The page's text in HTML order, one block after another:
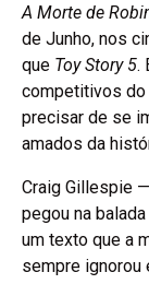
A Morte de
de Junho, nos
que Toy Story 5.
competitivos do
precisar de se
amados da
Craig Gillespie
pegou na
um texto que a
sempre ignorou